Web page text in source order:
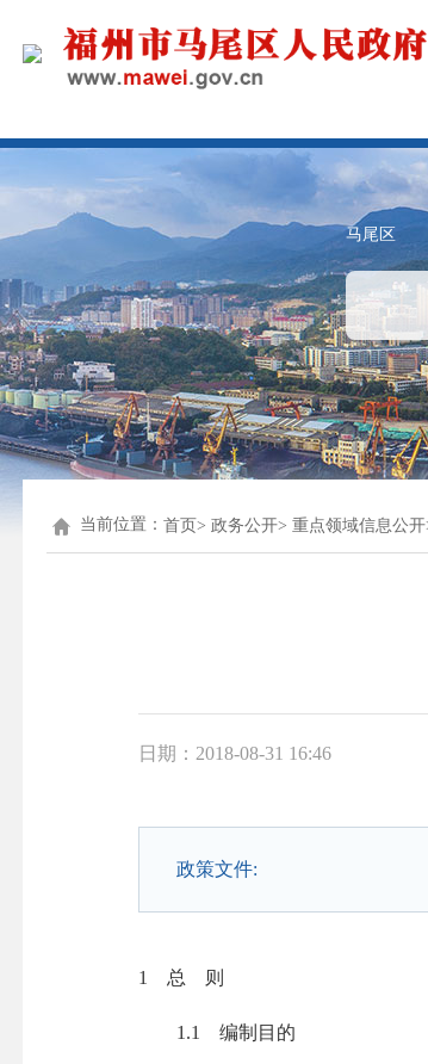
马尾区
当前位置：首页 政务公开 重点领域信息公开
日期：2018-08-31 16:46
政策文件:
1 总 则
1.1 编制目的